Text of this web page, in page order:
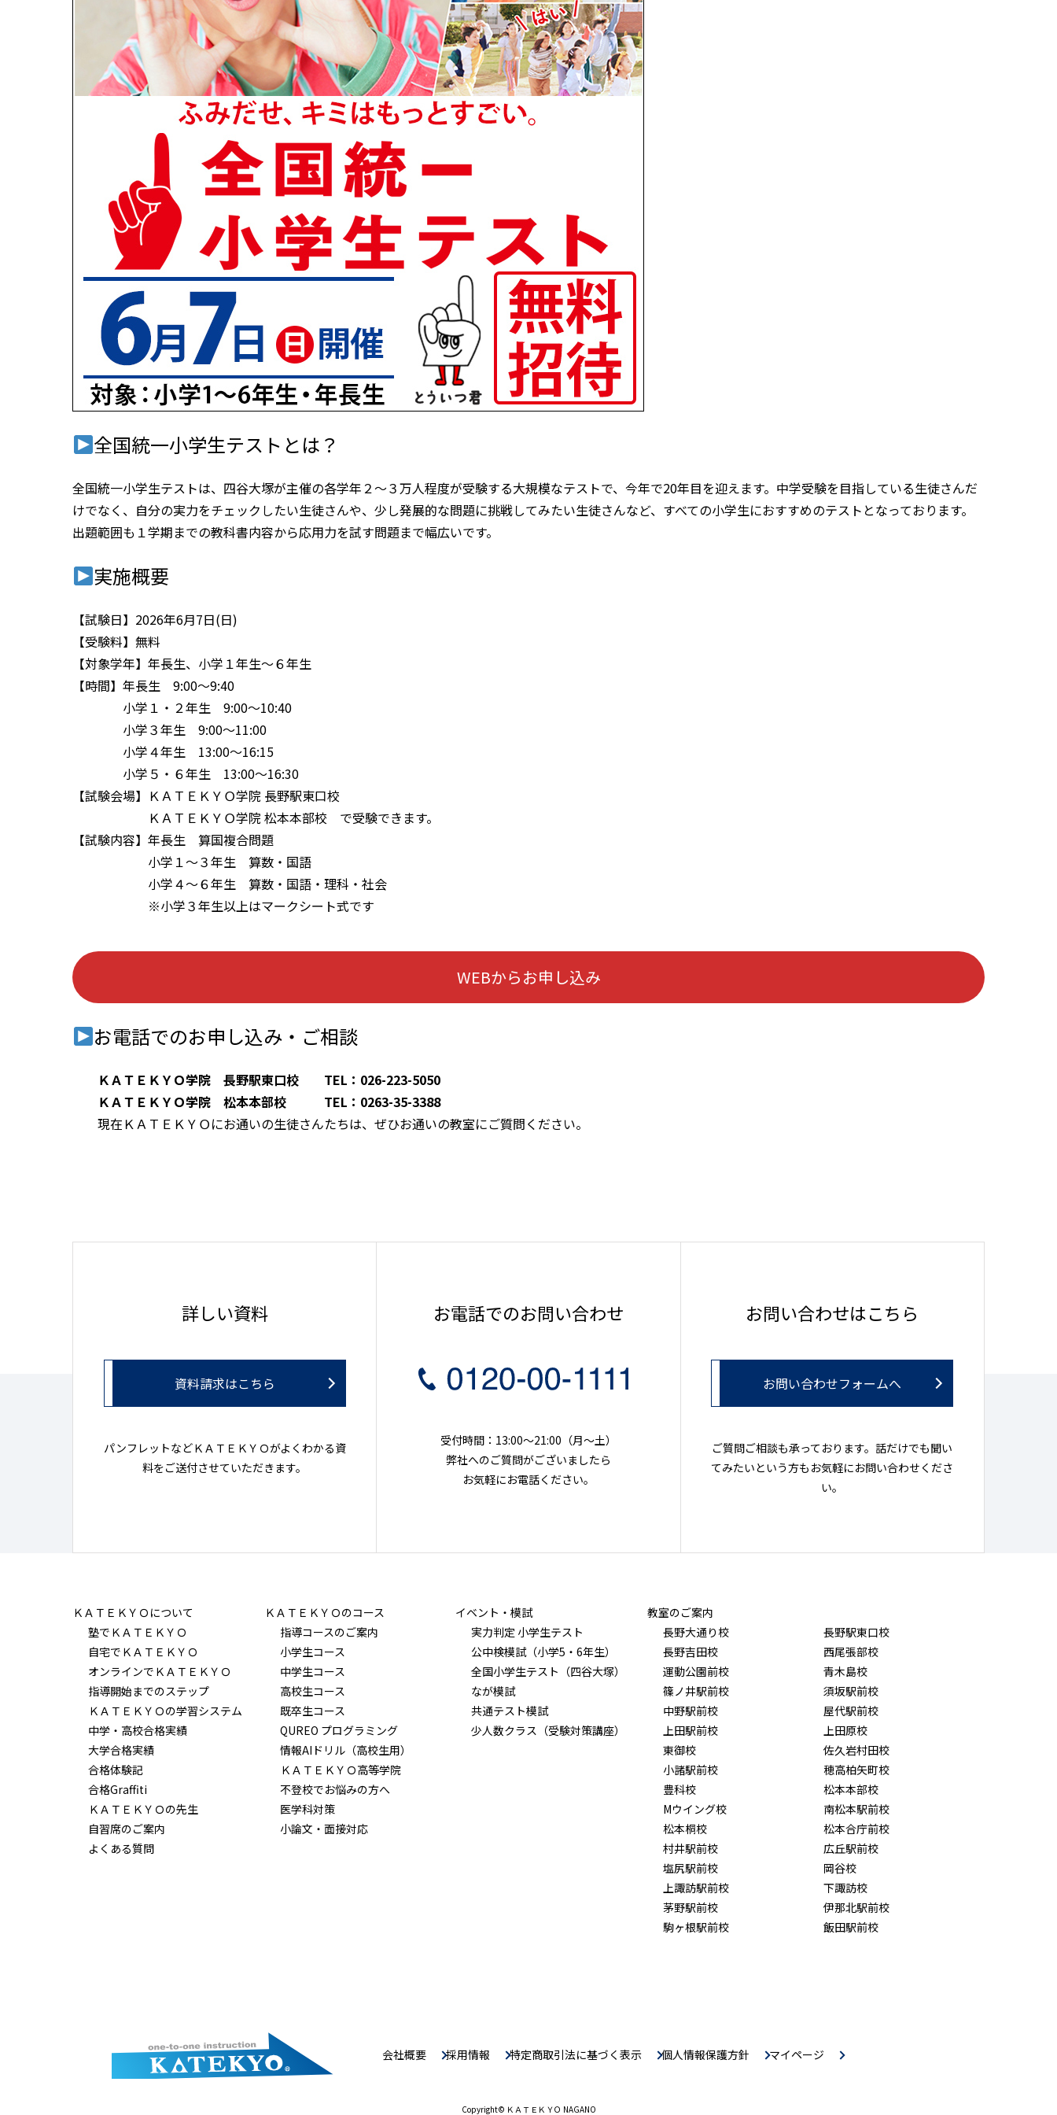
全国統一小学生テストとは？
全国統一小学生テストは、四谷大塚が主催の各学年２～３万人程度が受験する大規模なテストで、今年で20年目を迎えます。中学受験を目指している生徒さんだ
けでなく、自分の実力をチェックしたい生徒さんや、少し発展的な問題に挑戦してみたい生徒さんなど、すべての小学生におすすめのテストとなっております。
出題範囲も１学期までの教科書内容から応用力を試す問題まで幅広いです。
実施概要
【試験日】2026年6月7日(日)
【受験料】無料
【対象学年】年長生、小学１年生～６年生
【時間】年長生 9:00～9:40
小学１・２年生 9:00～10:40
小学３年生 9:00～11:00
小学４年生 13:00～16:15
小学５・６年生 13:00～16:30
【試験会場】ＫＡＴＥＫＹＯ学院 長野駅東口校
ＫＡＴＥＫＹＯ学院 松本本部校 で受験できます。
【試験内容】年長生 算国複合問題
小学１～３年生 算数・国語
小学４～６年生 算数・国語・理科・社会
※小学３年生以上はマークシート式です
WEBからお申し込み
お電話でのお申し込み・ご相談
ＫＡＴＥＫＹＯ学院 長野駅東口校 TEL：026-223-5050
ＫＡＴＥＫＹＯ学院 松本本部校 TEL：0263-35-3388
現在ＫＡＴＥＫＹＯにお通いの生徒さんたちは、ぜひお通いの教室にご質問ください。
詳しい資料
資料請求はこちら
パンフレットなどＫＡＴＥＫＹＯがよくわかる資
料をご送付させていただきます。
お電話でのお問い合わせ
受付時間：13:00～21:00（月〜土）
弊社へのご質問がございましたら
お気軽にお電話ください。
お問い合わせはこちら
お問い合わせフォームへ
ご質問ご相談も承っております。話だけでも聞い
てみたいという方もお気軽にお問い合わせくださ
い。
ＫＡＴＥＫＹＯについて
塾でＫＡＴＥＫＹＯ
自宅でＫＡＴＥＫＹＯ
オンラインでＫＡＴＥＫＹＯ
指導開始までのステップ
ＫＡＴＥＫＹＯの学習システム
中学・高校合格実績
大学合格実績
合格体験記
合格Graffiti
ＫＡＴＥＫＹＯの先生
自習席のご案内
よくある質問
ＫＡＴＥＫＹＯのコース
指導コースのご案内
小学生コース
中学生コース
高校生コース
既卒生コース
QUREO プログラミング
情報AIドリル（高校生用）
ＫＡＴＥＫＹＯ高等学院
不登校でお悩みの方へ
医学科対策
小論文・面接対応
イベント・模試
実力判定 小学生テスト
公中検模試（小学5・6年生）
全国小学生テスト（四谷大塚）
なが模試
共通テスト模試
少人数クラス（受験対策講座）
教室のご案内
長野大通り校
長野駅東口校
長野吉田校
西尾張部校
運動公園前校
青木島校
篠ノ井駅前校
須坂駅前校
中野駅前校
屋代駅前校
上田駅前校
上田原校
東御校
佐久岩村田校
小諸駅前校
穂高柏矢町校
豊科校
松本本部校
Mウイング校
南松本駅前校
松本桐校
松本合庁前校
村井駅前校
広丘駅前校
塩尻駅前校
岡谷校
上諏訪駅前校
下諏訪校
茅野駅前校
伊那北駅前校
駒ヶ根駅前校
飯田駅前校
会社概要 採用情報 特定商取引法に基づく表示 個人情報保護方針 マイページ
Copyright© ＫＡＴＥＫＹＯ NAGANO